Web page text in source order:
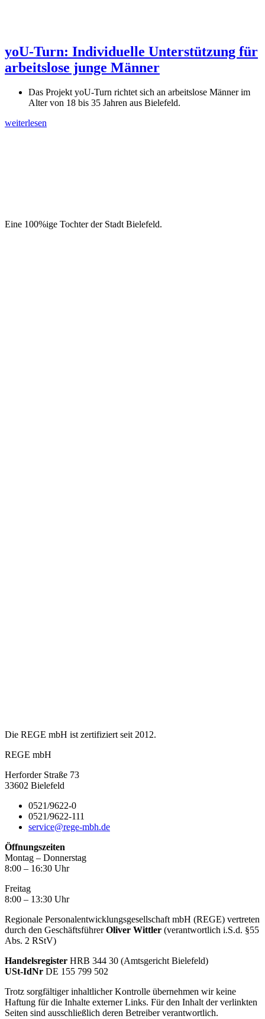
yoU-Turn: Individuelle Unterstützung für
arbeitslose junge Männer
Das Projekt yoU-Turn richtet sich an arbeitslose Männer im
Alter von 18 bis 35 Jahren aus Bielefeld.
weiterlesen
Eine 100%ige Tochter der Stadt Bielefeld.
Die REGE mbH ist zertifiziert seit 2012.
REGE mbH
Herforder Straße 73
33602 Bielefeld
0521/9622-0
0521/9622-111
service@rege-mbh.de
Öffnungszeiten
Montag – Donnerstag
8:00 – 16:30 Uhr
Freitag
8:00 – 13:30 Uhr
Regionale Personalentwicklungsgesellschaft mbH (REGE) vertreten
durch den GeschäftsführerOliver Wittler (verantwortlich i.S.d. §55
Abs. 2 RStV)
Handelsregister HRB 344 30 (Amtsgericht Bielefeld)
USt-IdNr DE 155 799 502
Trotz sorgfältiger inhaltlicher Kontrolle übernehmen wir keine
Haftung für die Inhalte externer Links. Für den Inhalt der verlinkten
Seiten sind ausschließlich deren Betreiber verantwortlich.